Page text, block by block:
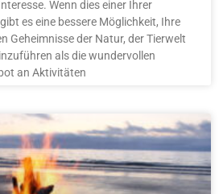
Wenn dies einer Ihrer
es eine bessere Möglichkeit, Ihre
Geheimnisse der Natur, der Tierwelt
als die wundervollen
an Aktivitäten